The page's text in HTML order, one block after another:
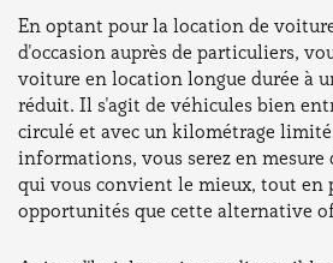
En optant pour la location de
d'occasion auprès de particuliers,
voiture en location longue durée à
réduit. Il s'agit de véhicules bien
circulé et avec un kilométrage
informations, vous serez en
qui vous convient le mieux, tout en
opportunités que cette alternative